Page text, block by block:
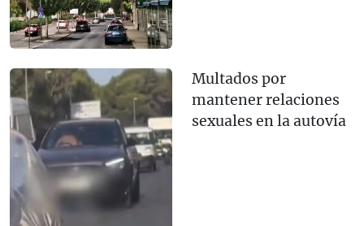
Multados por
mantener relaciones
sexuales en la autovía